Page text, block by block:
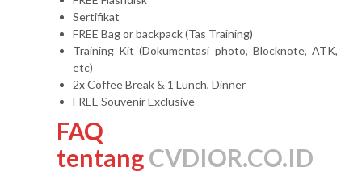
Sertifikat
FREE Bag or backpack (Tas Training)
Training Kit (Dokumentasi photo, Blocknote, ATK,
etc)
2x Coffee Break & 1 Lunch, Dinner
FREE Souvenir Exclusive
FAQ
tentangCVDIOR.CO.ID